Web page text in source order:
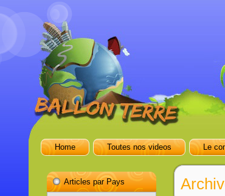
Home Toutes nos videos Le
Articles par Pays